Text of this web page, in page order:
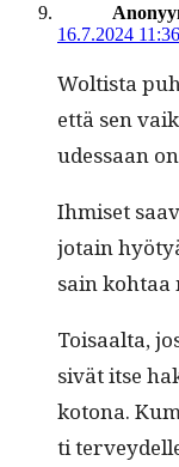
16.7.2024 11:36
Woltista
että sen
udessaan
Ihmiset
jotain
sain kohtaa
Toisaal­ta,
sivät itse
kotona.
ti